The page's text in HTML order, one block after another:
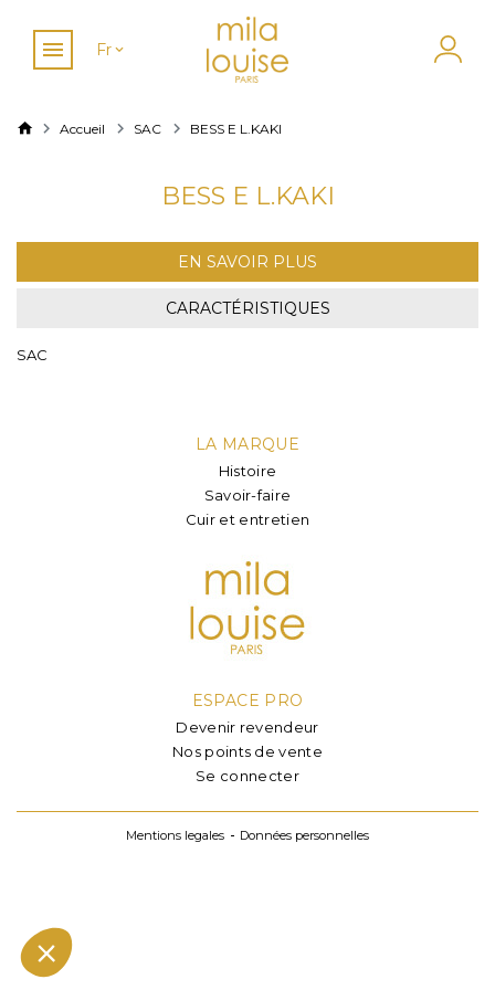
Fr
Accueil SAC BESS E L.KAKI
BESS E L.KAKI
EN SAVOIR PLUS
CARACTÉRISTIQUES
SAC
LA MARQUE
Histoire
Savoir-faire
Cuir et entretien
ESPACE PRO
Devenir revendeur
Nos points de vente
Se connecter
Mentions legales Données personnelles